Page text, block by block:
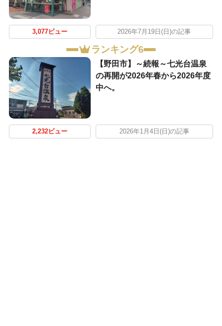
3,077ビュー 2026年7月19日(日)の記事
ランキング6
【野田市】～続報～七光台温泉
の再開が2026年春から2026年度
中へ。
2,232ビュー 2026年1月4日(日)の記事